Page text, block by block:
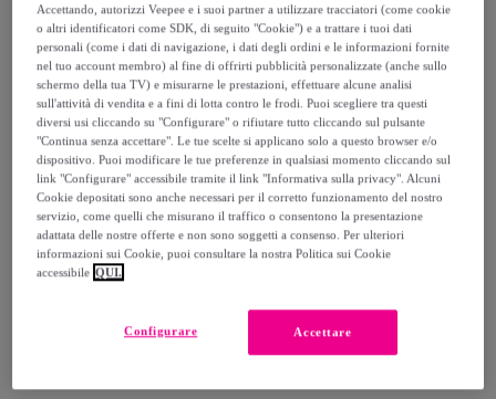
-50%
Venduto daSuperga
Consegna
Consegna da7 €
Gratuita da 50 € di acquisto
17/08
Accettando, autorizzi Veepee e i suoi partner a utilizzare tracciatori (come cookie
o altri identificatori come SDK, di seguito "Cookie") e a trattare i tuoi dati
personali (come i dati di navigazione, i dati degli ordini e le informazioni fornite
nel tuo account membro) al fine di offrirti pubblicità personalizzate (anche sullo
schermo della tua TV) e misurarne le prestazioni, effettuare alcune analisi
sull'attività di vendita e a fini di lotta contro le frodi. Puoi scegliere tra questi
diversi usi cliccando su "Configurare" o rifiutare tutto cliccando sul pulsante
"Continua senza accettare". Le tue scelte si applicano solo a questo browser e/o
dispositivo. Puoi modificare le tue preferenze in qualsiasi momento cliccando sul
link "Configurare" accessibile tramite il link "Informativa sulla privacy". Alcuni
Cookie depositati sono anche necessari per il corretto funzionamento del nostro
servizio, come quelli che misurano il traffico o consentono la presentazione
adattata delle nostre offerte e non sono soggetti a consenso. Per ulteriori
informazioni sui Cookie, puoi consultare la nostra Politica sui Cookie
accessibile QUI.
Accettare
Configurare